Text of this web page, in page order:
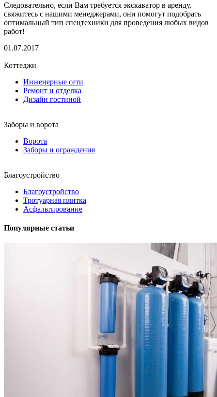
Следовательно, если Вам требуется экскаватор в аренду,
свяжитесь с нашими менеджерами, они помогут подобрать
оптимальный тип спецтехники для проведения любых видов
работ!
01.07.2017
Коттеджи
Инженерные сети
Ремонт и отделка
Дизайн гостиной
Заборы и ворота
Ворота
Заборы и ограждения
Благоустройство
Благоустройство
Тротуарная плитка
Асфальтирование
Популярные статьи